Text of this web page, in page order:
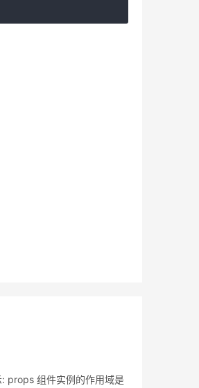
props 组件实例的作用域是